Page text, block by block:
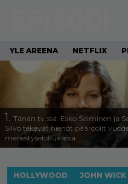
YLE AREENA NETFLIX
1. Tänän tv:ssä: Esko Salminen ja
Silvo tekevät hienot pääroolit
menestyselokuvassa
HOLLYWOOD JOHN WICK